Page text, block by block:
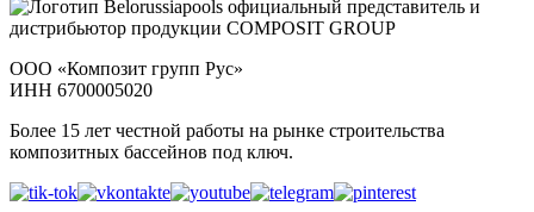
ООО «Композит групп Рус»
ИНН 6700005020
Более 15 лет честной работы на рынке строительства
композитных бассейнов под ключ.